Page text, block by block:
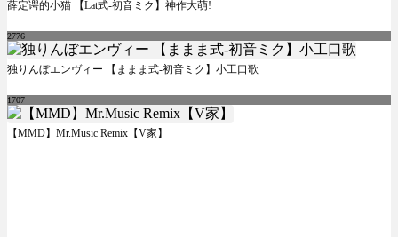
薛定谔的小猫 【Lat式-初音ミク】神作大萌!
2776
独りんぼエンヴィー 【ままま式-初音ミク】小工口歌
1707
【MMD】Mr.Music Remix【V家】